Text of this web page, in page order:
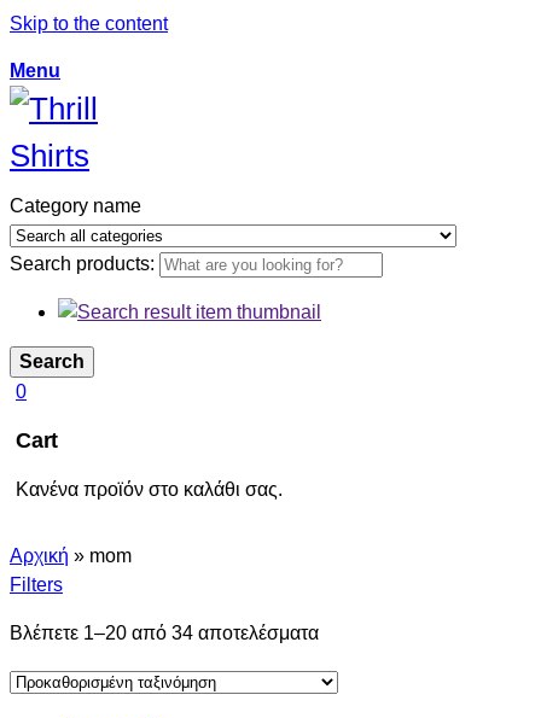
Skip to the content
Menu
Category name
Search products:
Search
0
Cart
Κανένα προϊόν στο καλάθι σας.
Αρχική » mom
Filters
Βλέπετε 1–20 από 34 αποτελέσματα